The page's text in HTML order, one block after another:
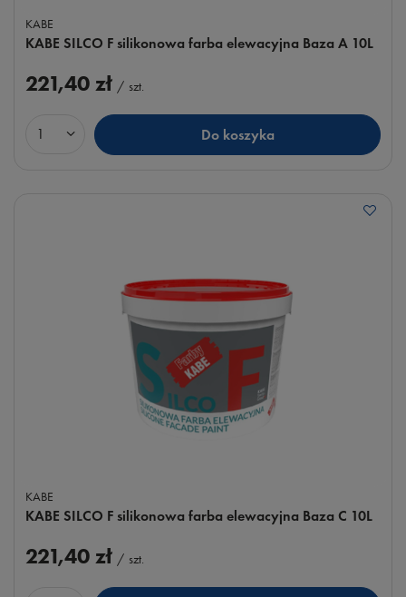
KABE
KABE SILCO F silikonowa farba elewacyjna Baza A 10L
221,40 zł / szt.
Ilość produktów Do koszyka
KABE
KABE SILCO F silikonowa farba elewacyjna Baza C 10L
221,40 zł / szt.